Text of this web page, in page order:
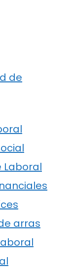
de
Laboral
arras